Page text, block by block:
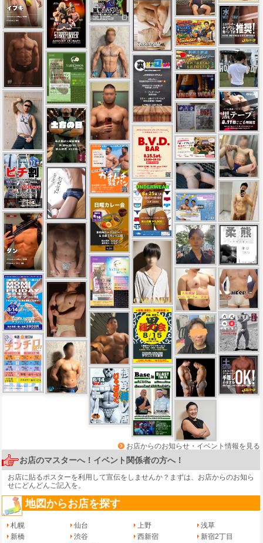
お店からのお知らせ・イベント情報を見る
お店のマスターへ！イベント関係者の方へ！
お店に貼るポスターを利用して宣伝をしませんか？まずは、 お店からのお知ら
せにどんどんご記入を。
地図からお店を探す
札幌 仙台 上野
浅草
新橋
渋谷 西新宿
新宿2丁目